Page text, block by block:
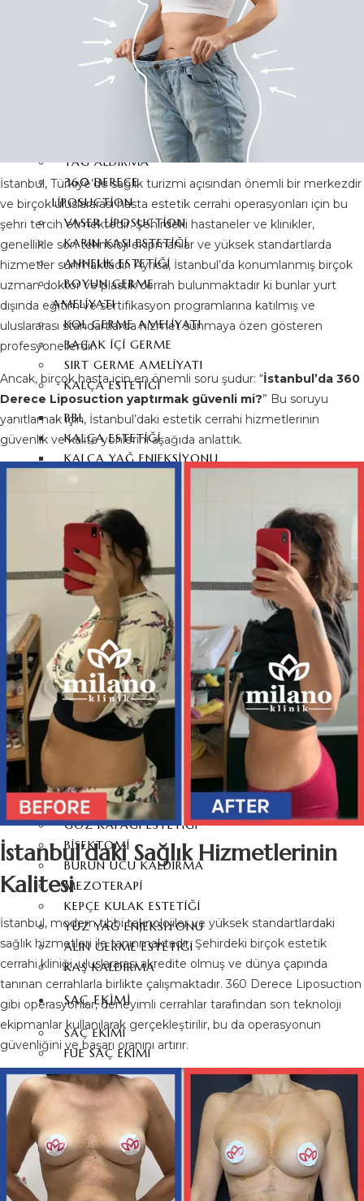
GÖĞÜS BAŞI
ÇÖKÜKLÜĞÜ
VÜCUT ESTETIĞI
KARIN GERME ESTETIĞI
360 DERECE KARIN
YAĞ ALDIRMA
360 DERECE
LIPOSUCTION
VASER LIPOSUCTION
KARIN KASI ESTETIĞI
ANNELIK ESTETIĞI
BOYUN GERME
AMELIYATI
KOL GERME AMELIYATI
BACAK İÇI GERME
SIRT GERME AMELIYATI
KALÇA ESTETIĞI
BBL
KALÇA ESTETIĞI
KALÇA YAĞ ENJEKSIYONU
VAJINA DARALTMA
ESTETIĞI
LABIUM KÜÇÜLTME
KIZLIK ZARI DIKIMI
YÜZ ESTETIĞI
BURUN ESTETIĞI
AMELIYATI
REVIZYON BURUN
ESTETIĞI
YÜZ GERME AMELIYATI
ALIN DARALTMA
PIEZO BURUN AMELIYATI
FOX EYES
GÖZ KAPAĞI ESTETIĞI
BIŞEKTOMI
BURUN UCU KALDIRMA
MEZOTERAPI
KEPÇE KULAK ESTETIĞI
YÜZ YAĞ ENJEKSIYONU
ALIN GERME ESTETIĞI
KAŞ KALDIRMA
SAÇ EKIMI
SAÇ EKIMI
FUE SAÇ EKIMI
DHI SAÇ EKIMI
SAFIR FUE SAÇ EKIMI
SAKAL EKIMI
KÖK HÜCRE SAÇ EKIMI
TIRAŞSIZ SAÇ EKIMI
AĞRISIZ SAÇ EKIMI
FUT SAÇ EKIMI
İstanbul, Türkiye’de sağlık turizmi açısından önemli bir merkezdir
ve birçok uluslararası hasta estetik cerrahi operasyonları için bu
şehri tercih etmektedir. Şehirdeki hastaneler ve klinikler,
genellikle son teknoloji ekipmanlar ve yüksek standartlarda
hizmetler sunmaktadır. Ayrıca, İstanbul’da konumlanmış birçok
uzman doktor ve plastik cerrah bulunmaktadır ki bunlar yurt
dışında eğitim ve sertifikasyon programlarına katılmış ve
uluslararası standartlarda hizmet sunmaya özen gösteren
profesyonellerdir.
Ancak, birçok hasta için en önemli soru şudur: “İstanbul’da 360
Derece Liposuction yaptırmak güvenli mi?” Bu soruyu
yanıtlamak için, İstanbul’daki estetik cerrahi hizmetlerinin
güvenlik ve kalite yönlerini aşağıda anlattık.
İstanbul’daki Sağlık Hizmetlerinin
Kalitesi
İstanbul, modern tıbbi teknolojiler ve yüksek standartlardaki
sağlık hizmetleri ile tanınmaktadır. Şehirdeki birçok estetik
cerrahi kliniği, uluslararası akredite olmuş ve dünya çapında
tanınan cerrahlarla birlikte çalışmaktadır. 360 Derece Liposuction
gibi operasyonlar, deneyimli cerrahlar tarafından son teknoloji
ekipmanlar kullanılarak gerçekleştirilir, bu da operasyonun
güvenliğini ve başarı oranını artırır.